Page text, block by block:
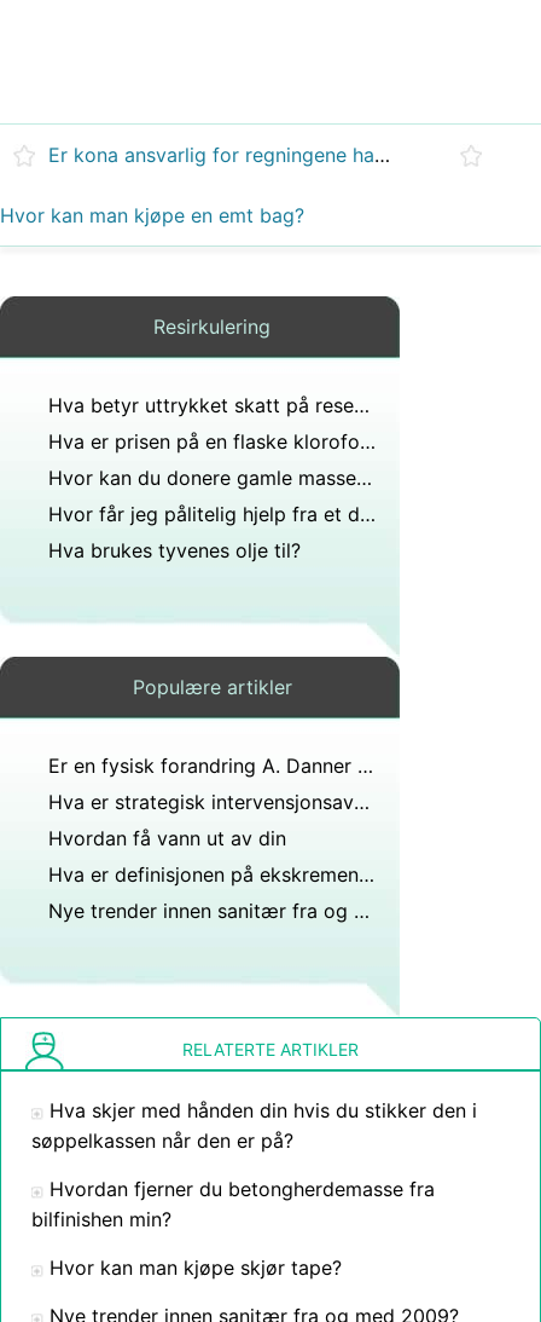
Er kona ansvarlig for regningene hans til å forlate mannen?
Hvor kan man kjøpe en emt bag?
Resirkulering
Hva betyr uttrykket skatt på reservene dine?
Hva er prisen på en flaske kloroform?
Hvor kan du donere gamle massekort?
Hvor får jeg pålitelig hjelp fra et dyktig kontorrengjøringsfirma Kan noen foreslå et troverdig og rimelig?
Hva brukes tyvenes olje til?
Populære artikler
Er en fysisk forandring A. Danner blanding B. Brenning av ved C. Mat blir til avfall i tarmen D. Forvandling av fast natrium- og klorgassalt?
Hva er strategisk intervensjonsavfallshåndtering?
Hvordan få vann ut av din
Hva er definisjonen på ekskrementer og avløpsvann?
Nye trender innen sanitær fra og med 2009?
RELATERTE ARTIKLER
Hva skjer med hånden din hvis du stikker den i
søppelkassen når den er på?
Hvordan fjerner du betongherdemasse fra
bilfinishen min?
Hvor kan man kjøpe skjør tape?
Nye trender innen sanitær fra og med 2009?